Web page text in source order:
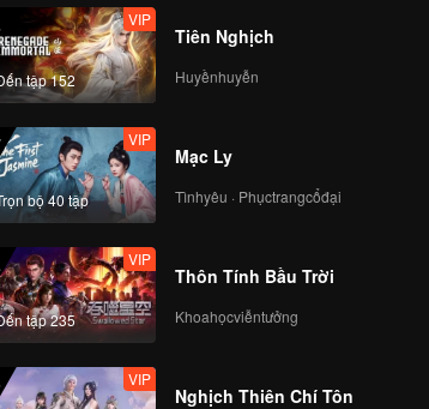
tập 152
VIP
Tiên Nghịch
Huyềnhuyễn
bộ 40 tập
VIP
Mạc Ly
Tìnhyêu · Phụctrangcổđại
tập 235
VIP
Thôn Tính Bầu Trời
Khoahọcviễntưởng
VIP
Nghịch Thiên Chí Tôn